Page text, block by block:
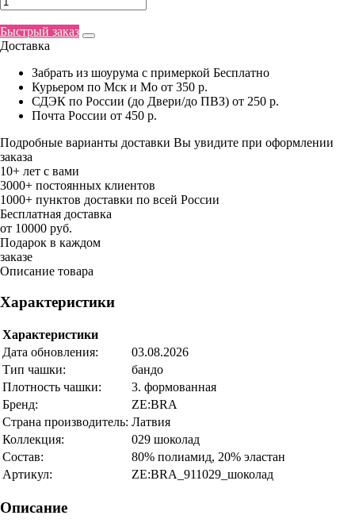
Быстрый заказ
Доставка
Забрать из шоурума с примеркой Бесплатно
Курьером по Мск и Мо от 350 р.
СДЭК по России (до Двери/до ПВЗ) от 250 р.
Почта России от 450 р.
Подробные варианты доставки Вы увидите при оформлении
заказа
10+ лет с вами
3000+ постоянных клиентов
1000+ пунктов доставки по всей России
Бесплатная доставка
от 10000 руб.
Подарок в каждом
заказе
Описание товара
Характеристики
Характеристики
Дата обновления:
03.08.2026
Тип чашки:
бандо
Плотность чашки:
3. формованная
Бренд:
ZE:BRA
Страна производитель: Латвия
Коллекция:
029 шоколад
Состав:
80% полиамид, 20% эластан
Артикул:
ZE:BRA_911029_шоколад
Описание